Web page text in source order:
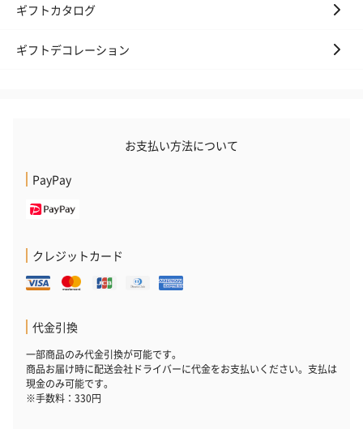
お渡し用の紙袋です。
あり（280円）
ギフトカタログ
ギフトデコレーション
お支払い方法について
PayPay
クレジットカード
代金引換
一部商品のみ代金引換が可能です。
商品お届け時に配送会社ドライバーに代金をお支払いください。支払は
現金のみ可能です。
※手数料：330円